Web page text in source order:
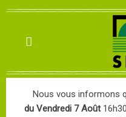
Nous vous informons
du Vendredi 7 Août 16h30